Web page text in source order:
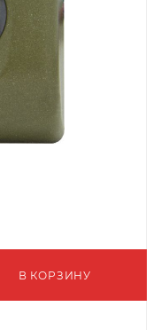
В КОРЗИНУ